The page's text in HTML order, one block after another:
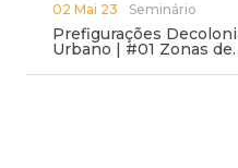
02 Mai 23 Seminário
Prefigurações
Urbano | #01 Zonas